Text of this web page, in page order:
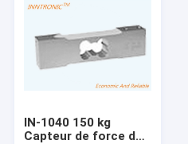
IN-1040 150 kg
Capteur de force de